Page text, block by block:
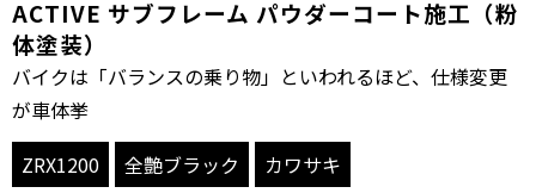
ACTIVE サブフレーム パウダーコート施工（粉
体塗装）
バイクは「バランスの乗り物」といわれるほど、仕様変更
が車体挙
ZRX1200
全艶ブラック
カワサキ